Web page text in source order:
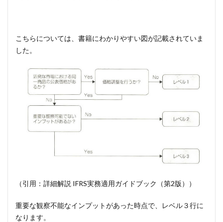
こちらについては、書籍にわかりやすい図が記載されていま
した。
（引用：詳細解説 IFRS実務適用ガイドブック（第2版））
重要な観察不能なインプットがあった時点で、レベル３行に
なります。